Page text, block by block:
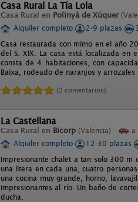
Casa Rural La Tía Lola
Casa Rural en Polinyà de Xúquer
Alquiler completo
2-9 plazas
Casa restaurada con mimo en el año
del S. XIX. La casa está localizada en
consta de 4 habitaciones, con
Baixa, rodeado de naranjos y arrozales
(2 comentarios)
La Castellana
Casa Rural en Bicorp (Valencia) a
Alquiler completo
12-30 plazas
Impresionante chalet a tan solo 300 m
una litera en cada una, cuatro
una cocina muy grande, horno,
impresionantes al río. Un baño de
ducha.